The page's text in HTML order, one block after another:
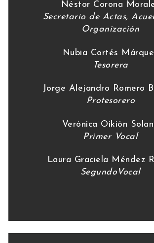
Néstor Corona
Secretario de Actas,
Organización
Nubia Cortés
Tesorera
Jorge Alejandro Romero
Protesorero
Verónica Oikión
Primer Vocal
Laura Graciela Méndez
SegundoVocal